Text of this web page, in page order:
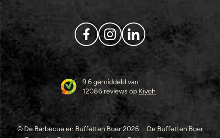
9.6 gemiddeld van
12086 reviews op Kiyoh
© De Barbecue en Buffetten Boer 2026
De Buffetten Boer